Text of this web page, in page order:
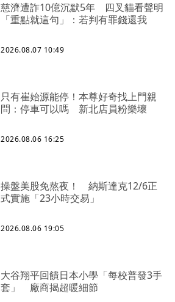
慈濟遭詐10億沉默5年 四叉貓看聲明
「重點就這句」：若判有罪錢還我
2026.08.07 10:49
只有崔始源能停！本尊好奇找上門親
問：停車可以嗎 新北店員粉樂壞
2026.08.06 16:25
操盤美股免熬夜！ 納斯達克12/6正
式實施「23小時交易」
2026.08.06 19:05
大谷翔平回饋日本小學「每校普發3手
套」 廠商揭超暖細節